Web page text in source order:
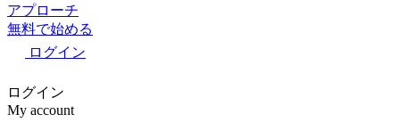
アプローチ
無料で始める
ログイン
ログイン
My account